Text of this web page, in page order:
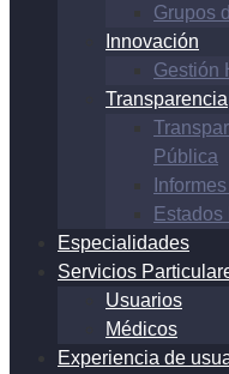
Grupos
Innovación
Gestión
Transparencia
Pública
Especialidades
Servicios
Usuarios
Médicos
Experiencia de